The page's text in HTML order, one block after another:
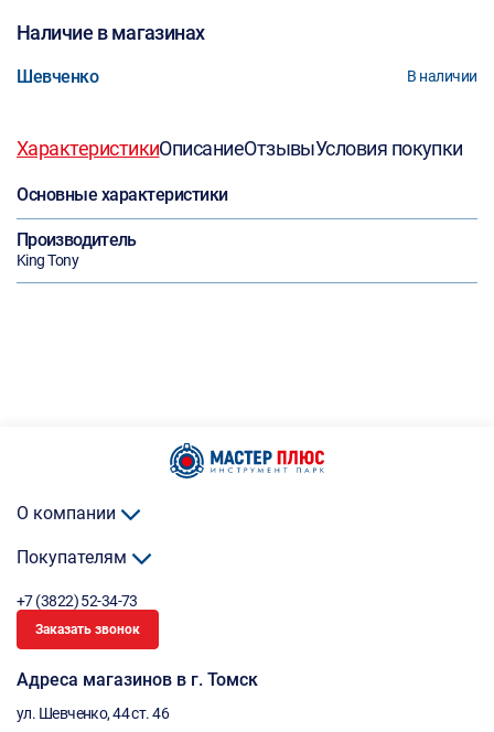
Наличие в магазинах
Шевченко В наличии
ХарактеристикиОписаниеОтзывыУсловия покупки
Основные характеристики
Производитель
King Tony
О компании
Покупателям
+7 (3822) 52-34-73
Заказать звонок
Адреса магазинов в г. Томск
ул. Шевченко, 44 ст. 46